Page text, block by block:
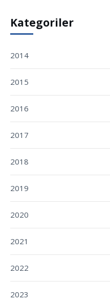
Kategoriler
2014
2015
2016
2017
2018
2019
2020
2021
2022
2023